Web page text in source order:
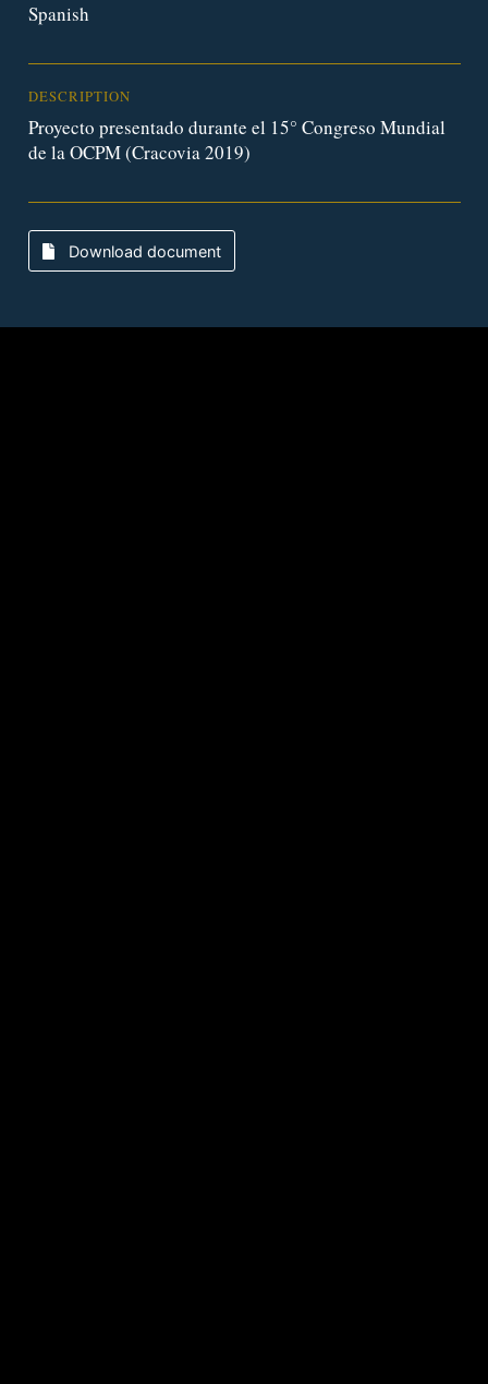
Spanish
DESCRIPTION
Proyecto presentado durante el 15° Congreso Mundial
de la OCPM (Cracovia 2019)
Download document